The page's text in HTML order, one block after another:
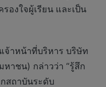
องใจผู้เรียน และเป็น
จ้าหน้าที่บริหาร บริษัท
หาชน) กล่าวว่า “รู้สึก
สถาบันระดับ